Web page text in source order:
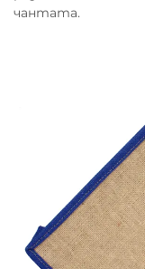
чантата.